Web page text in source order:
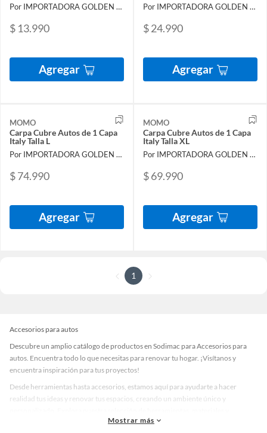
Por IMPORTADORA GOLDEN FALCON
$ 13.990
Agregar
Por IMPORTADORA GOLDEN FALCON
$ 24.990
Agregar
MOMO
Carpa Cubre Autos de 1 Capa
Italy Talla L
Por IMPORTADORA GOLDEN FALCON
$ 74.990
Agregar
MOMO
Carpa Cubre Autos de 1 Capa
Italy Talla XL
Por IMPORTADORA GOLDEN FALCON
$ 69.990
Agregar
1
Accesorios para autos
Descubre un amplio catálogo de productos en Sodimac para Accesorios para
autos. Encuentra todo lo que necesitas para renovar tu hogar. ¡Visítanos y
encuentra inspiración para tus proyectos!
Desde herramientas hasta accesorios, estamos aquí para ayudarte a hacer
realidad tus ideas y renovar tus espacios, creando un ambiente único y
accesorios de calidad que te ayudarán a crear un espacio más tú.
Mostrar más